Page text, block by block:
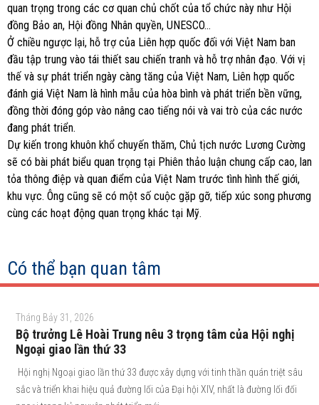
quan trọng trong các cơ quan chủ chốt của tổ chức này như Hội
đồng Bảo an, Hội đồng Nhân quyền, UNESCO…
Ở chiều ngược lại, hỗ trợ của Liên hợp quốc đối với Việt Nam ban
đầu tập trung vào tái thiết sau chiến tranh và hỗ trợ nhân đạo. Với vị
thế và sự phát triển ngày càng tăng của Việt Nam, Liên hợp quốc
đánh giá Việt Nam là hình mẫu của hòa bình và phát triển bền vững,
đồng thời đóng góp vào nâng cao tiếng nói và vai trò của các nước
đang phát triển.
Dự kiến trong khuôn khổ chuyến thăm, Chủ tịch nước Lương Cường
sẽ có bài phát biểu quan trọng tại Phiên thảo luận chung cấp cao, lan
tỏa thông điệp và quan điểm của Việt Nam trước tình hình thế giới,
khu vực. Ông cũng sẽ có một số cuộc gặp gỡ, tiếp xúc song phương
cùng các hoạt động quan trọng khác tại Mỹ.
Có thể bạn quan tâm
Tháng Bảy 31, 2026
Bộ trưởng Lê Hoài Trung nêu 3 trọng tâm của Hội nghị
Ngoại giao lần thứ 33
Hội nghị Ngoại giao lần thứ 33 được xây dựng với tinh thần quán triệt sâu
sắc và triển khai hiệu quả đường lối của Đại hội XIV, nhất là đường lối đối